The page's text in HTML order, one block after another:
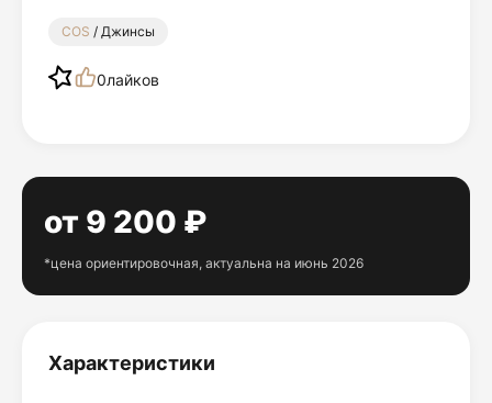
COS / Джинсы
0лайков
от 9 200 ₽
*цена ориентировочная, актуальна на июнь 2026
Характеристики